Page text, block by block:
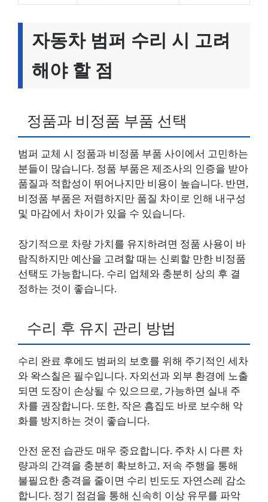
자동차 범퍼 수리 시 고려
해야 할 점
정품과 비정품 부품 선택
범퍼 교체 시 정품과 비정품 부품 사이에서 고민하는
분들이 많습니다. 정품 부품은 제조사의 인증을 받아
품질과 적합성이 뛰어나지만 비용이 높습니다. 반면,
비정품 부품은 저렴하지만 품질 차이로 인해 내구성
및 마감에서 차이가 있을 수 있습니다.
장기적으로 차량 가치를 유지하려면 정품 사용이 바
람직하지만 예산을 고려할 때는 신뢰할 만한 비정품
선택도 가능합니다. 수리 업체와 충분히 상의 후 결
정하는 것이 좋습니다.
수리 후 유지 관리 방법
수리 완료 후에도 범퍼의 보호를 위해 주기적인 세차
와 왁스칠은 필수입니다. 자외선과 외부 환경에 노출
되면 도장이 손상될 수 있으므로, 가능하면 실내 주
차를 권장합니다. 또한, 작은 흠집도 바로 보수해 악
화를 방지하는 것이 좋습니다.
안전 운전 습관도 매우 중요합니다. 주차 시 다른 차
량과의 간격을 충분히 확보하고, 저속 주행을 통해
불필요한 충격을 줄이면 수리 빈도도 자연스레 감소
합니다. 정기 점검을 통해 신속히 이상 유무를 파악